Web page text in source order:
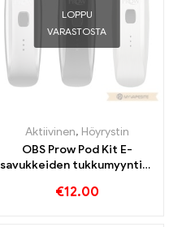
Höyrystin
LOPPU
VARASTOSTA
Aktiivinen, Höyrystin
OBS Prow Pod Kit E-
savukkeiden tukkumyynti丨
€12.00